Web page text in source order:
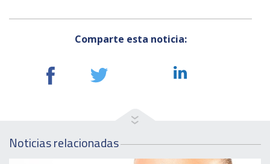
Comparte esta noticia:
Noticias relacionadas